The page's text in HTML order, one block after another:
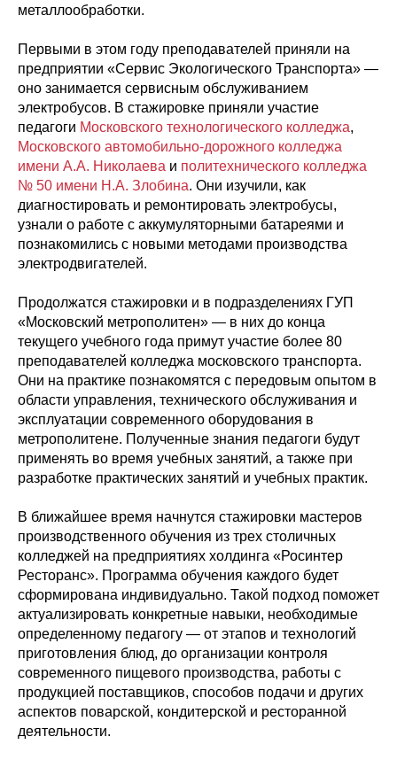
металлообработки.
Первыми в этом году преподавателей приняли на
предприятии «Сервис Экологического Транспорта» —
оно занимается сервисным обслуживанием
электробусов. В стажировке приняли участие
педагоги Московского технологического колледжа,
Московского автомобильно-дорожного колледжа
имени А.А. Николаева и политехнического колледжа
№ 50 имени Н.А. Злобина. Они изучили, как
диагностировать и ремонтировать электробусы,
узнали о работе с аккумуляторными батареями и
познакомились с новыми методами производства
электродвигателей.
Продолжатся стажировки и в подразделениях ГУП
«Московский метрополитен» — в них до конца
текущего учебного года примут участие более 80
преподавателей колледжа московского транспорта.
Они на практике познакомятся с передовым опытом в
области управления, технического обслуживания и
эксплуатации современного оборудования в
метрополитене. Полученные знания педагоги будут
применять во время учебных занятий, а также при
разработке практических занятий и учебных практик.
В ближайшее время начнутся стажировки мастеров
производственного обучения из трех столичных
колледжей на предприятиях холдинга «Росинтер
Ресторанс». Программа обучения каждого будет
сформирована индивидуально. Такой подход поможет
актуализировать конкретные навыки, необходимые
определенному педагогу — от этапов и технологий
приготовления блюд, до организации контроля
современного пищевого производства, работы с
продукцией поставщиков, способов подачи и других
аспектов поварской, кондитерской и ресторанной
деятельности.